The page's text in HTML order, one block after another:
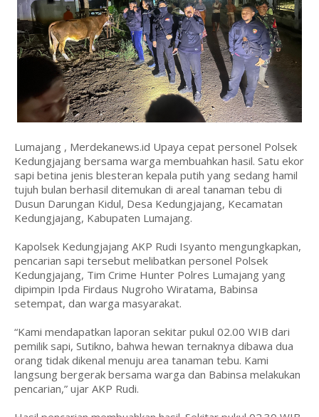
Lumajang , Merdekanews.id Upaya cepat personel Polsek
Kedungjajang bersama warga membuahkan hasil. Satu ekor
sapi betina jenis blesteran kepala putih yang sedang hamil
tujuh bulan berhasil ditemukan di areal tanaman tebu di
Dusun Darungan Kidul, Desa Kedungjajang, Kecamatan
Kedungjajang, Kabupaten Lumajang.
Kapolsek Kedungjajang AKP Rudi Isyanto mengungkapkan,
pencarian sapi tersebut melibatkan personel Polsek
Kedungjajang, Tim Crime Hunter Polres Lumajang yang
dipimpin Ipda Firdaus Nugroho Wiratama, Babinsa
setempat, dan warga masyarakat.
“Kami mendapatkan laporan sekitar pukul 02.00 WIB dari
pemilik sapi, Sutikno, bahwa hewan ternaknya dibawa dua
orang tidak dikenal menuju area tanaman tebu. Kami
langsung bergerak bersama warga dan Babinsa melakukan
pencarian,” ujar AKP Rudi.